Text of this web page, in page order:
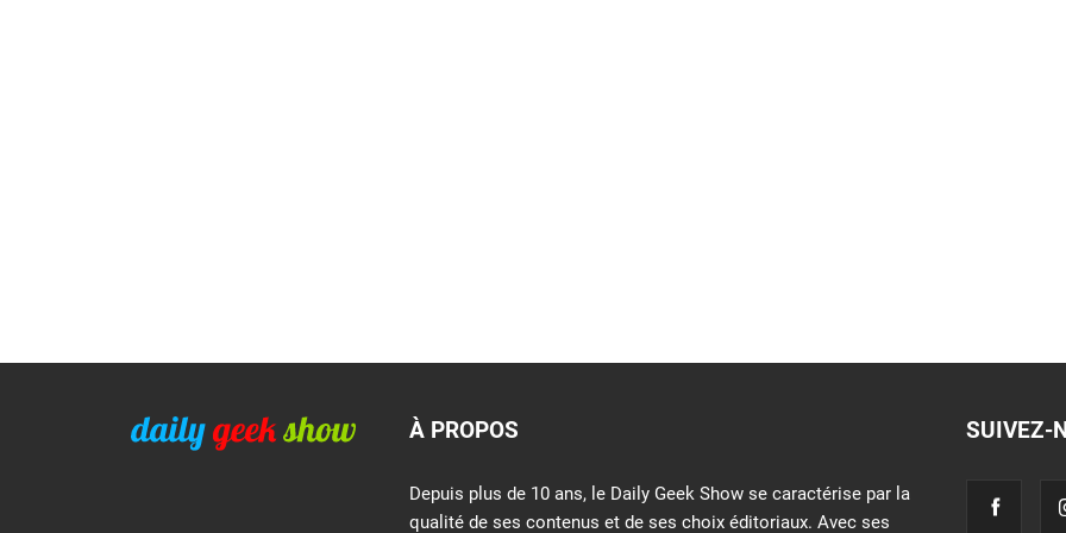
À PROPOS
Depuis plus de 10 ans, le Daily Geek Show se caractérise par la
qualité de ses contenus et de ses choix éditoriaux. Avec ses
SUIVEZ-